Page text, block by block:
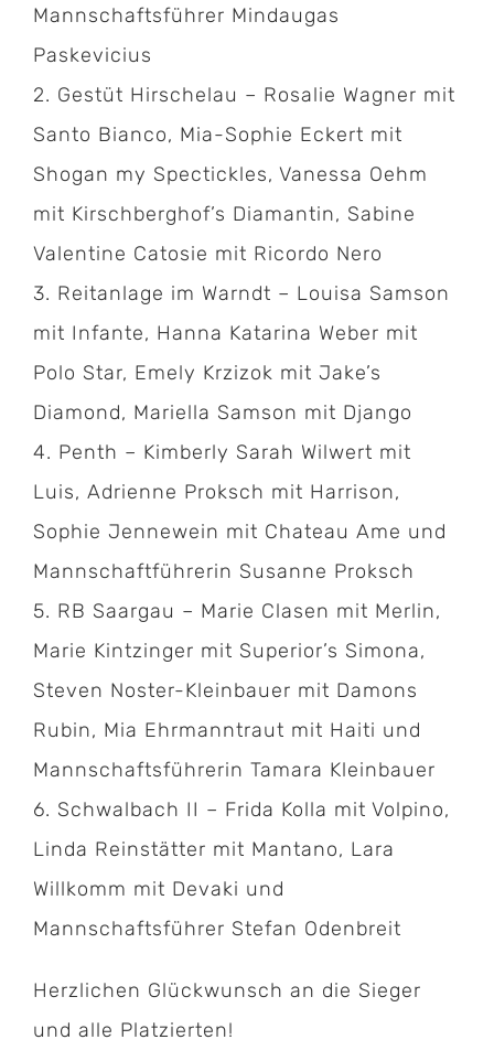
Mannschaftsführer Mindaugas
Paskevicius
2. Gestüt Hirschelau – Rosalie Wagner mit
Santo Bianco, Mia-Sophie Eckert mit
Shogan my Spectickles, Vanessa Oehm
mit Kirschberghof’s Diamantin, Sabine
Valentine Catosie mit Ricordo Nero
3. Reitanlage im Warndt – Louisa Samson
mit Infante, Hanna Katarina Weber mit
Polo Star, Emely Krzizok mit Jake’s
Diamond, Mariella Samson mit Django
4. Penth – Kimberly Sarah Wilwert mit
Luis, Adrienne Proksch mit Harrison,
Sophie Jennewein mit Chateau Ame und
Mannschaftführerin Susanne Proksch
5. RB Saargau – Marie Clasen mit Merlin,
Marie Kintzinger mit Superior’s Simona,
Steven Noster-Kleinbauer mit Damons
Rubin, Mia Ehrmanntraut mit Haiti und
Mannschaftsführerin Tamara Kleinbauer
6. Schwalbach II – Frida Kolla mit Volpino,
Linda Reinstätter mit Mantano, Lara
Willkomm mit Devaki und
Mannschaftsführer Stefan Odenbreit
Herzlichen Glückwunsch an die Sieger
und alle Platzierten!
Kontakt:
Hermann-Neuberger-Sportschule 7
66123 Saarbrücken